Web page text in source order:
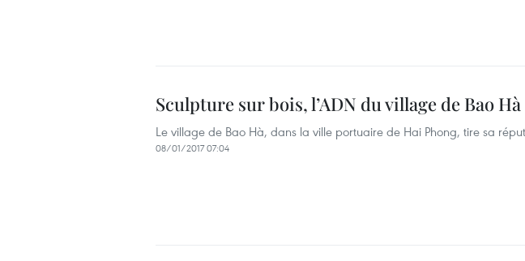
Sculpture sur bois, l’ADN du village de Bao Hà
Le village de Bao Hà, dans la ville portuaire de Hai Phong, tire sa
08/01/2017 07:04